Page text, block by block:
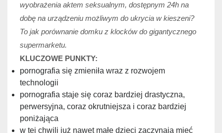
wyobrażenia aktem seksualnym, dostępnym 24h na
dobę na urządzeniu możliwym do ukrycia w kieszeni?
To jak porównanie domku z klocków do gigantycznego
supermarketu.
KLUCZOWE PUNKTY:
pornografia się zmieniła wraz z rozwojem
technologii
pornografia staje się coraz bardziej drastyczna,
perwersyjna, coraz okrutniejsza i coraz bardziej
poniżająca
w tej chwili już nawet małe dzieci zaczynają mieć